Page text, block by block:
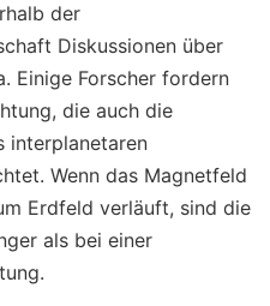
der
Diskussionen über
Einige Forscher fordern
die auch die
interplanetaren
Wenn das Magnetfeld
Erdfeld verläuft, sind die
als bei einer